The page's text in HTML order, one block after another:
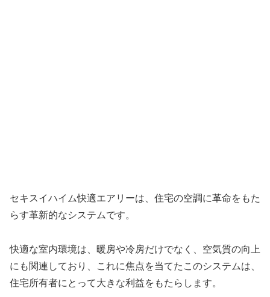
セキスイハイム快適エアリーは、住宅の空調に革命をもた
らす革新的なシステムです。
快適な室内環境は、暖房や冷房だけでなく、空気質の向上
にも関連しており、これに焦点を当てたこのシステムは、
住宅所有者にとって大きな利益をもたらします。